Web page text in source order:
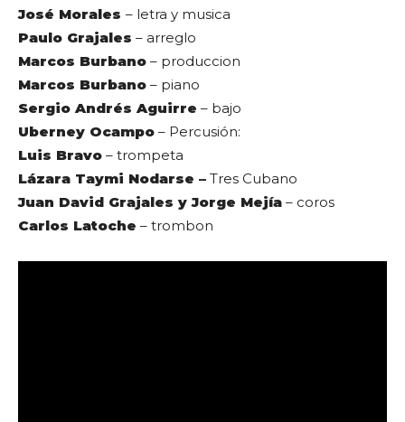
José Morales – letra y musica
Paulo Grajales – arreglo
Marcos Burbano – produccion
Marcos Burbano – piano
Sergio Andrés Aguirre – bajo
Uberney Ocampo – Percusión:
Luis Bravo – trompeta
Lázara Taymi Nodarse – Tres Cubano
Juan David Grajales yJorge Mejía – coros
Carlos Latoche – trombon